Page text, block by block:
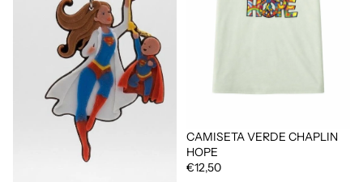
CAMISETA VERDE CHAPLIN
HOPE
€12,50